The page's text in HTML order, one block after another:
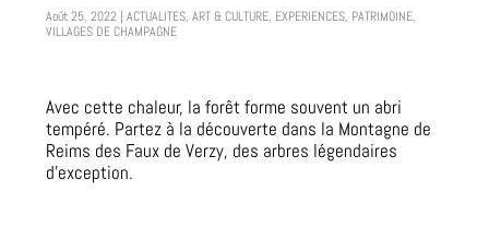
Août 25, 2022 |ACTUALITES,ART & CULTURE, EXPERIENCES, PATRIMOINE,
VILLAGES DE CHAMPAGNE
Avec cette chaleur, la forêt forme souvent un abri
tempéré. Partez à la découverte dans la Montagne de
Reims des Faux de Verzy, des arbres légendaires
d’exception.